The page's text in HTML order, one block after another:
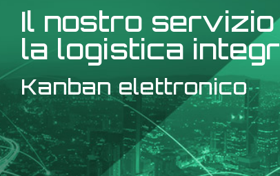
Il nostro
la logistica
Kanban elettronico